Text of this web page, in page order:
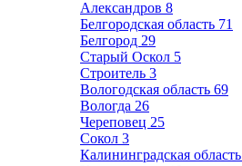
Александров 8
Белгородская область 71
Белгород 29
Старый Оскол 5
Строитель 3
Вологодская область 69
Вологда 26
Череповец 25
Сокол 3
Калининградская область